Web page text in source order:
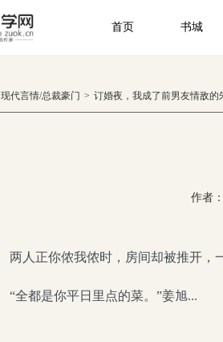
首页 书城
现代言情/总裁豪门 > 订婚夜，我成了前男友情敌的
作者
两人正你侬我侬时，房间却被推开，
“全都是你平日里点的菜。”姜旭...